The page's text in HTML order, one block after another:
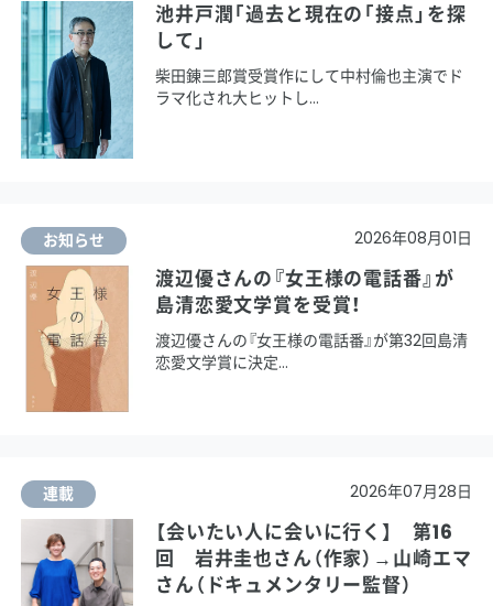
池井戸潤「過去と現在の「接点」を探
して」
柴田錬三郎賞受賞作にして中村倫也主演でド
ラマ化され大ヒットし
お知らせ 2026年08月01日
渡辺優さんの『女王様の電話番』が
島清恋愛文学賞を受賞！
渡辺優さんの『女王様の電話番』が第32回島清
恋愛文学賞に決定
連載 2026年07月28日
【会いたい人に会いに行く】 第16
回 岩井圭也さん（作家）→山崎エマ
さん（ドキュメンタリー監督）